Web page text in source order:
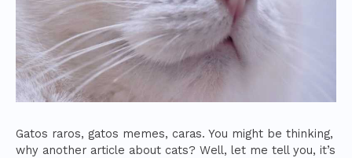
Gatos raros, gatos memes, caras. You might be thinking,
why another article about cats? Well, let me tell you, it’s